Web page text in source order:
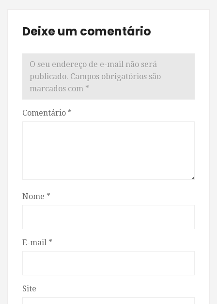
Deixe um comentário
O seu endereço de e-mail não será
publicado. Campos obrigatórios são
marcados com *
Comentário *
Nome *
E-mail *
Site